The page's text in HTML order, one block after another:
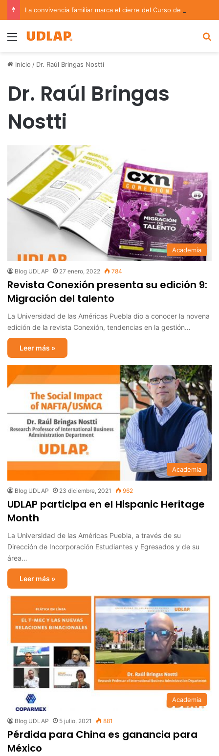
Menu
Inicio / Dr. Raúl Bringas Nostti
Dr. Raúl Bringas
Nostti
Academia
Blog UDLAP 27 enero, 2022 784
Revista Conexión presenta su edición 9:
Migración del talento
La Universidad de las Américas Puebla dio a conocer la novena
edición de la revista Conexión, tendencias en la gestión…
Leer más »
Academia
Blog UDLAP 23 diciembre, 2021 962
UDLAP participa en el Hispanic Heritage
Month
La Universidad de las Américas Puebla, a través de su
Dirección de Incorporación Estudiantes y Egresados y de su
área…
Leer más »
Academia
Blog UDLAP 5 julio, 2021 881
Pérdida para China es ganancia para
México